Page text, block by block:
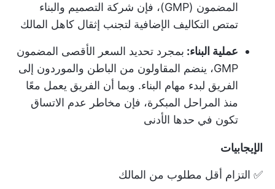
المضمون (GMP)، فإن شركة التصميم والبناء
تمتص التكاليف الإضافية لتجنب إثقال كاهل المالك
عملية البناء: بمجرد تحديد السعر الأقصى المضمون
GMP، ينضم المقاولون من الباطن والموردون إلى
الفريق لبدء مهام البناء. وبما أن الفريق يعمل معًا
منذ المراحل المبكرة، فإن مخاطر عدم الاتساق
تكون في حدها الأدنى
الإيجابيات
✅ التزام أقل مطلوب من المالك